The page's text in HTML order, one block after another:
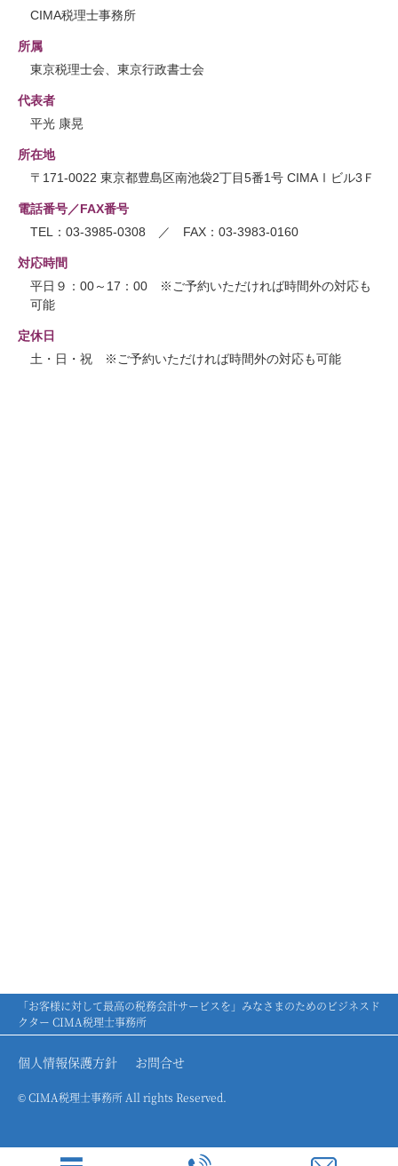
CIMA税理士事務所
所属
東京税理士会、東京行政書士会
代表者
平光 康晃
所在地
〒171-0022 東京都豊島区南池袋2丁目5番1号 CIMAⅠビル3Ｆ
電話番号／FAX番号
TEL：03-3985-0308 ／ FAX：03-3983-0160
対応時間
平日９：00～17：00 ※ご予約いただければ時間外の対応も
可能
定休日
土・日・祝 ※ご予約いただければ時間外の対応も可能
「お客様に対して最高の税務会計サービスを」みなさまのためのビジネスド
クター CIMA税理士事務所
個人情報保護方針 お問合せ
© CIMA税理士事務所 All rights Reserved.